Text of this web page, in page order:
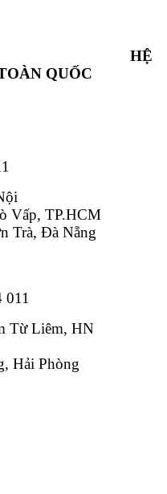
HỆ
QUỐC
Minh
Đình, Hà Nội
Gò Vấp, TP.HCM
Đà Nẵng
011
Nam Từ Liêm, HN
Hải Phòng